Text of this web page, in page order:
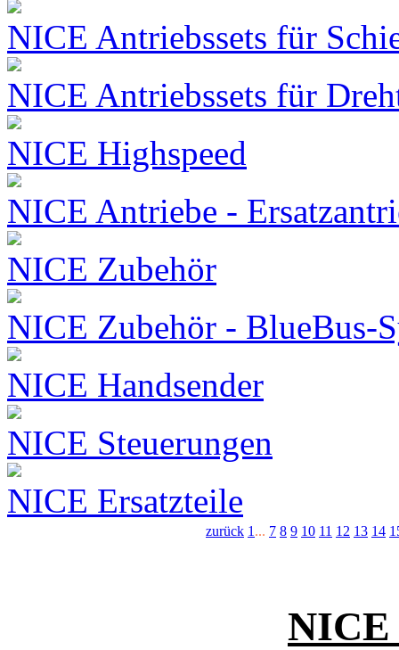
NICE Antriebssets für
NICE Antriebssets für
NICE Highspeed
NICE Antriebe -
NICE Zubehör
NICE Zubehör - BlueBus-
NICE Handsender
NICE Steuerungen
NICE Ersatzteile
zurück 1 ... 7 8 9 10 11 12 13 14
NICE